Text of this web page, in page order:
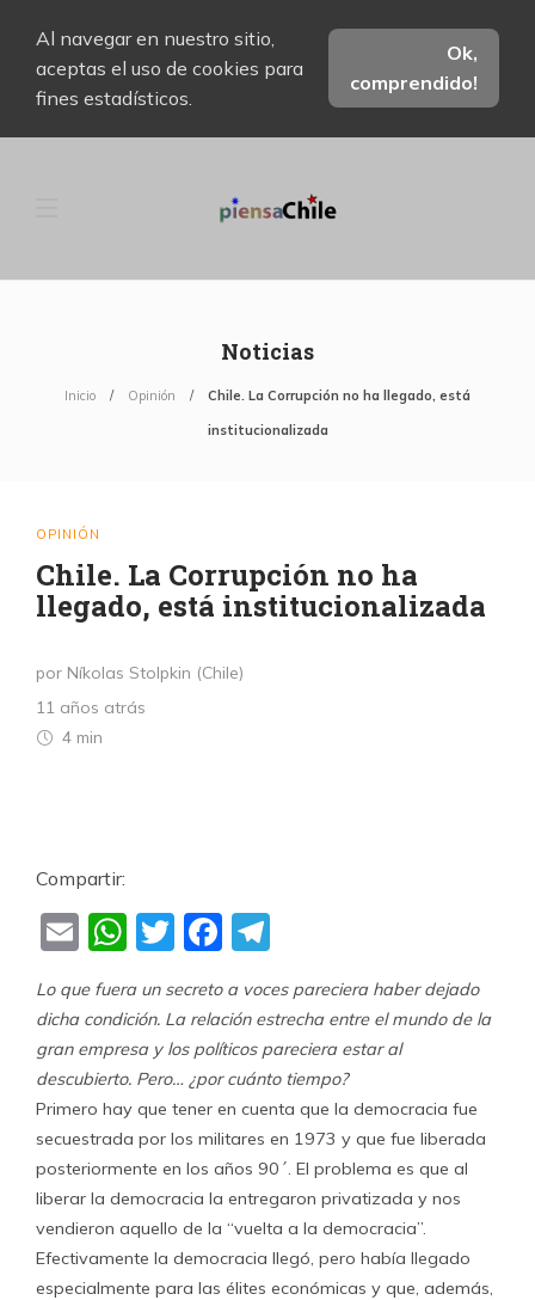
Al navegar en nuestro sitio,
aceptas el uso de cookies para
fines estadísticos.
Ok,
comprendido!
Noticias
Inicio Opinión Chile. La Corrupción no ha llegado, está
institucionalizada
OPINIÓN
Chile. La Corrupción no ha
llegado, está institucionalizada
por Níkolas Stolpkin (Chile)
11 años atrás
4 min
Compartir:
EmailWhatsApp
TwitterFacebook
Lo que fuera un secreto a voces pareciera haber dejado
dicha condición. La relación estrecha entre el mundo de la
gran empresa y los políticos pareciera estar al
descubierto. Pero… ¿por cuánto tiempo?
Primero hay que tener en cuenta que la democracia fue
secuestrada por los militares en 1973 y que fue liberada
posteriormente en los años 90´. El problema es que al
liberar la democracia la entregaron privatizada y nos
vendieron aquello de la “vuelta a la democracia”.
Efectivamente la democracia llegó, pero había llegado
especialmente para las élites económicas y que, además,